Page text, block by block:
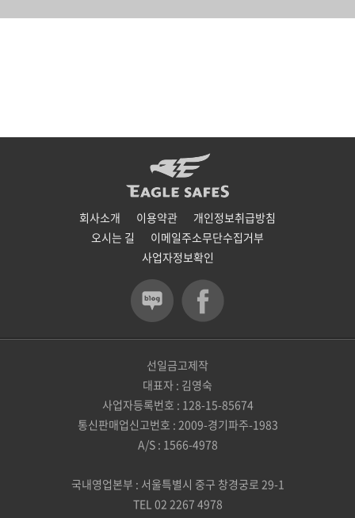
회사소개 이용약관
개인정보취급방침
오시는 길
이메일주소무단수집거부
사업자정보확인
선일금고제작
대표자 : 김영숙
사업자등록번호 : 128-15-85674
통신판매업신고번호 : 2009-경기파주-1983
A/S : 1566-4978
국내영업본부 : 서울특별시 중구 창경궁로 29-1
TEL 02 2267 4978